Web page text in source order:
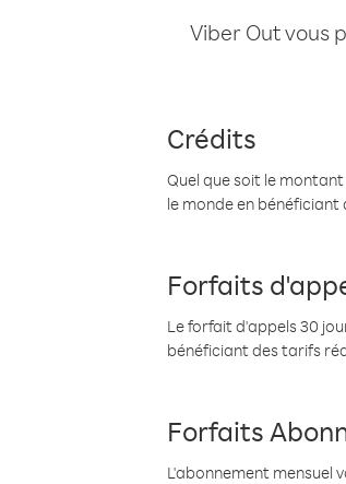
Viber Out vous
Crédits
Quel que soit le
le monde en
Forfaits
Le forfait d'appels 30
bénéficiant des tarifs
Forfaits
L'abonnement mensuel